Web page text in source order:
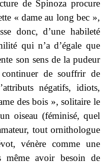
de Spinoza procure
« dame au long bec »,
donc, d’une habileté
qui n’a d’égale que
son sens de la pudeur
de souffrir de
négatifs, idiots,
des bois », solitaire le
oiseau (féminisé, quel
tout ornithologue
vénère comme une
même avoir besoin de